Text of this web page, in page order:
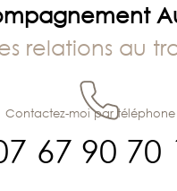
relations au
67 90 70
Contactez-moi par